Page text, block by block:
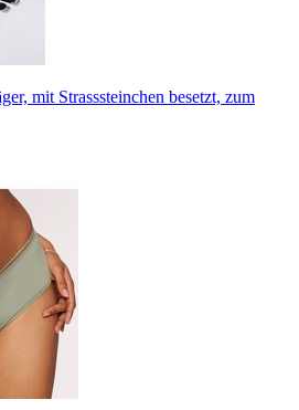
mit Strasssteinchen besetzt, zum